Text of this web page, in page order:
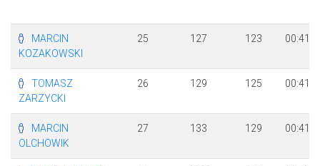
MARCIN
KOZAKOWSKI
25 127 123
TOMASZ
ZARZYCKI
26 129 125
MARCIN
OLCHOWIK
27 133 129